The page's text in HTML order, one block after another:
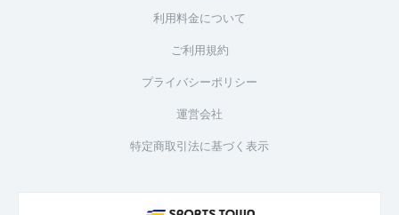
利用料金について
ご利用規約
プライバシーポリシー
運営会社
特定商取引法に基づく表示